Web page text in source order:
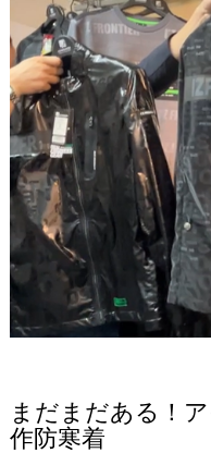
まだまだある！
作防寒着